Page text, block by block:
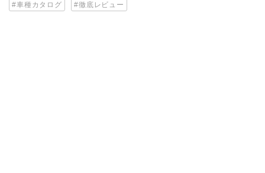
車種カタログ 徹底レビュー